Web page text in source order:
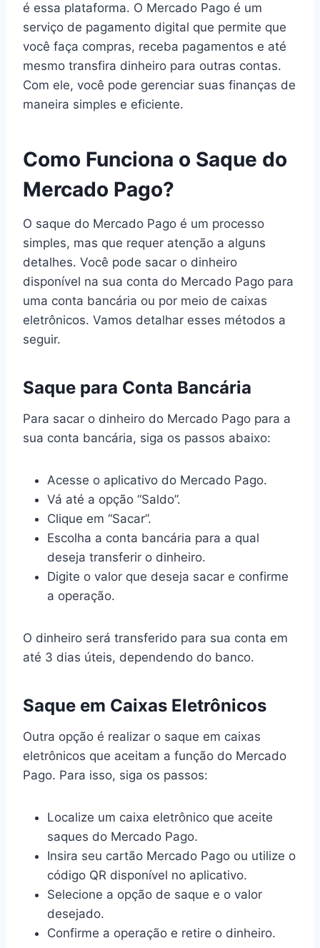
é essa plataforma. O Mercado Pago é um
serviço de pagamento digital que permite que
você faça compras, receba pagamentos e até
mesmo transfira dinheiro para outras contas.
Com ele, você pode gerenciar suas finanças de
maneira simples e eficiente.
Como Funciona o Saque do
Mercado Pago?
O saque do Mercado Pago é um processo
simples, mas que requer atenção a alguns
detalhes. Você pode sacar o dinheiro
disponível na sua conta do Mercado Pago para
uma conta bancária ou por meio de caixas
eletrônicos. Vamos detalhar esses métodos a
seguir.
Saque para Conta Bancária
Para sacar o dinheiro do Mercado Pago para a
sua conta bancária, siga os passos abaixo:
Acesse o aplicativo do Mercado Pago.
Vá até a opção “Saldo”.
Clique em “Sacar”.
Escolha a conta bancária para a qual
deseja transferir o dinheiro.
Digite o valor que deseja sacar e confirme
a operação.
O dinheiro será transferido para sua conta em
até 3 dias úteis, dependendo do banco.
Saque em Caixas Eletrônicos
Outra opção é realizar o saque em caixas
eletrônicos que aceitam a função do Mercado
Pago. Para isso, siga os passos:
Localize um caixa eletrônico que aceite
saques do Mercado Pago.
Insira seu cartão Mercado Pago ou utilize o
código QR disponível no aplicativo.
Selecione a opção de saque e o valor
desejado.
Confirme a operação e retire o dinheiro.